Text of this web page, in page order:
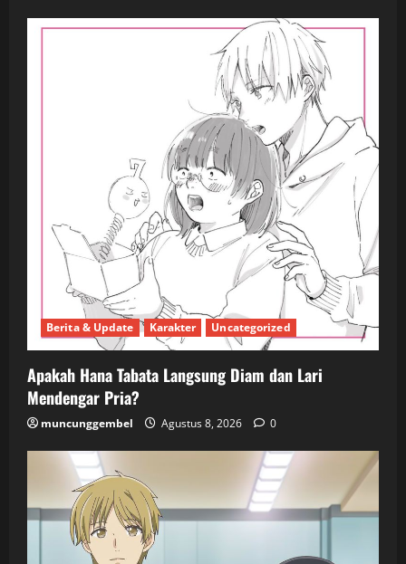
Berita & Update Karakter Uncategorized
Apakah Hana Tabata Langsung Diam dan Lari
Mendengar Pria?
muncunggembel Agustus 8, 2026 0